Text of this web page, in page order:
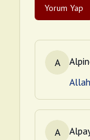
Yorum Yap
A
A